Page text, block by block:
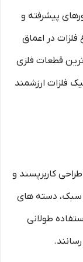
پیشرفته و
در اعماق
قطعات فلزی
فلزات ارزشمند
کاربرپسند و
سبک، دسته های
طولانی